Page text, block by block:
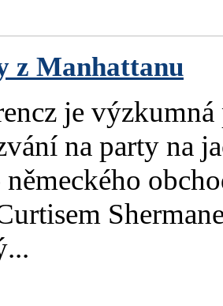
z Manhattanu
je
na party na
německého